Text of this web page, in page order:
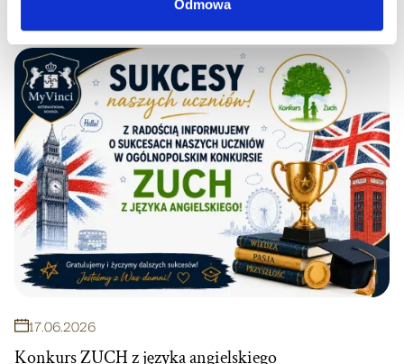
Odmowa
17.06.2026
Konkurs ZUCH z języka angielskiego